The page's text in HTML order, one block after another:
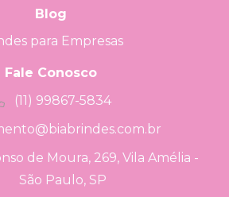
Blog
para Empresas
Fale Conosco
(11) 99867-5834
de Moura, 269, Vila Amélia -
São Paulo, SP